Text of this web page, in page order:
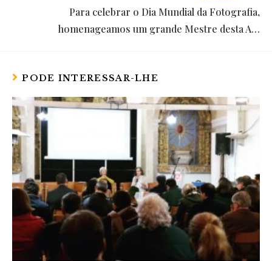
Para celebrar o Dia Mundial da Fotografia,
homenageamos um grande Mestre desta A…
PODE INTERESSAR-LHE